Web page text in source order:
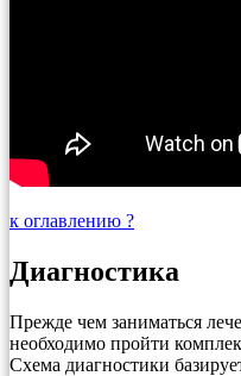
к оглавлению ?
Диагностика
Прежде чем заниматься
необходимо пройти
Схема диагностики